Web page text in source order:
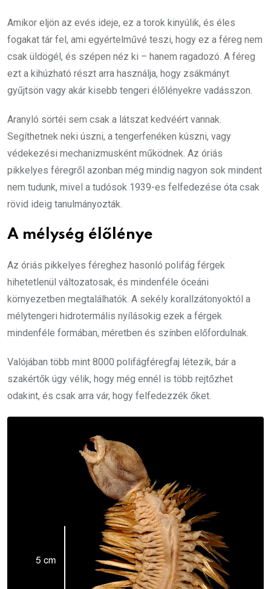
Amikor eljön az evés ideje, ez a torok kinyúlik, és éles
fogakat tár fel, ami egyértelművé teszi, hogy ez a féreg nem
csak üldögél, és szépen néz ki – hanem ragadozó. A féreg
ezt a kihúzható részt arra használja, hogy zsákmányt
gyűjtsön vagy akár kisebb tengeri élőlényekre vadásszon.
Aranyló sörtéi sem csak a látszat kedvéért vannak.
Segíthetnek neki úszni, a tengerfenéken kúszni, vagy
védekezési mechanizmusként működnek. Az óriás
pikkelyes féregről azonban még mindig nagyon sok mindent
nem tudunk, mivel a tudósok 1939-es felfedezése óta csak
rövid ideig tanulmányozták.
A mélység élőlénye
Az óriás pikkelyes féreghez hasonló polifág férgek
hihetetlenül változatosak, és mindenféle óceáni
környezetben megtalálhatók. A sekély korallzátonyoktól a
mélytengeri hidrotermális nyílásokig ezek a férgek
mindenféle formában, méretben és színben előfordulnak.
Valójában több mint 8000 polifágféregfaj létezik, bár a
szakértők úgy vélik, hogy még ennél is több rejtőzhet
odakint, és csak arra vár, hogy felfedezzék őket.